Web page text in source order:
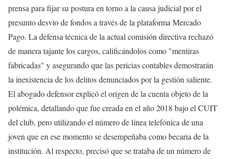
prensa para fijar su postura en torno a la causa judicial por el
presunto desvío de fondos a través de la plataforma Mercado
Pago. La defensa técnica de la actual comisión directiva rechazó
de manera tajante los cargos, calificándolos como "mentiras
fabricadas" y asegurando que las pericias contables demostrarán
la inexistencia de los delitos denunciados por la gestión saliente.
El abogado defensor explicó el origen de la cuenta objeto de la
polémica, detallando que fue creada en el año 2018 bajo el CUIT
del club, pero utilizando el número de línea telefónica de una
joven que en ese momento se desempeñaba como becaria de la
institución. Al respecto, precisó que se trataba de un número de